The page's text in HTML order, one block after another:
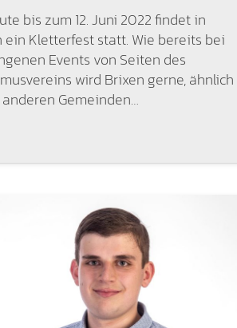
bis zum 12. Juni 2022 findet in
ein Kletterfest statt. Wie bereits bei
Events von Seiten des
wird Brixen gerne, ähnlich
Gemeinden…